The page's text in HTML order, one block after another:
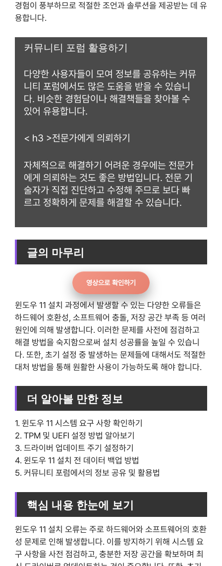
경험이 풍부하므로 적절한 조언과 솔루션을 제공받는 데 유
용합니다.
커뮤니티 포럼 활용하기
다양한 사용자들이 모여 정보를 공유하는 커뮤
니티 포럼에서도 많은 도움을 받을 수 있습니
다. 비슷한 경험담이나 해결책들을 찾아볼 수
있어 유용합니다.
< h3 >전문가에게 의뢰하기
자체적으로 해결하기 어려운 경우에는 전문가
에게 의뢰하는 것도 좋은 방법입니다. 전문 기
술자가 직접 진단하고 수정해 주므로 보다 빠
르고 정확하게 문제를 해결할 수 있습니다.
글의 마무리
영상으로 확인하기
윈도우 11 설치 과정에서 발생할 수 있는 다양한 오류들은
하드웨어 호환성, 소프트웨어 충돌, 저장 공간 부족 등 여러
원인에 의해 발생합니다. 이러한 문제를 사전에 점검하고
해결 방법을 숙지함으로써 설치 성공률을 높일 수 있습니
다. 또한, 초기 설정 중 발생하는 문제들에 대해서도 적절한
대처 방법을 통해 원활한 사용이 가능하도록 해야 합니다.
더 알아볼 만한 정보
1. 윈도우 11 시스템 요구 사항 확인하기
2. TPM 및 UEFI 설정 방법 알아보기
3. 드라이버 업데이트 주기 설정하기
4. 윈도우 11 설치 전 데이터 백업 방법
5. 커뮤니티 포럼에서의 정보 공유 및 활용법
핵심 내용 한눈에 보기
윈도우 11 설치 오류는 주로 하드웨어와 소프트웨어의 호환
성 문제로 인해 발생합니다. 이를 방지하기 위해 시스템 요
구 사항을 사전 점검하고, 충분한 저장 공간을 확보하며 최